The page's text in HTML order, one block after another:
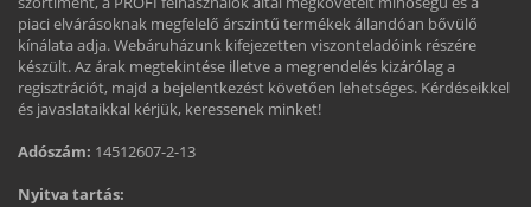
piaci elvárásoknak megfelelő árszintű termékek állandóan bővülő
kínálata adja. Webáruházunk kifejezetten viszonteladóink részére
készült. Az árak megtekintése illetve a megrendelés kizárólag a
regisztrációt, majd a bejelentkezést követően lehetséges. Kérdéseikkel
és javaslataikkal kérjük, keressenek minket!
Adószám: 14512607-2-13
Nyitva tartás: